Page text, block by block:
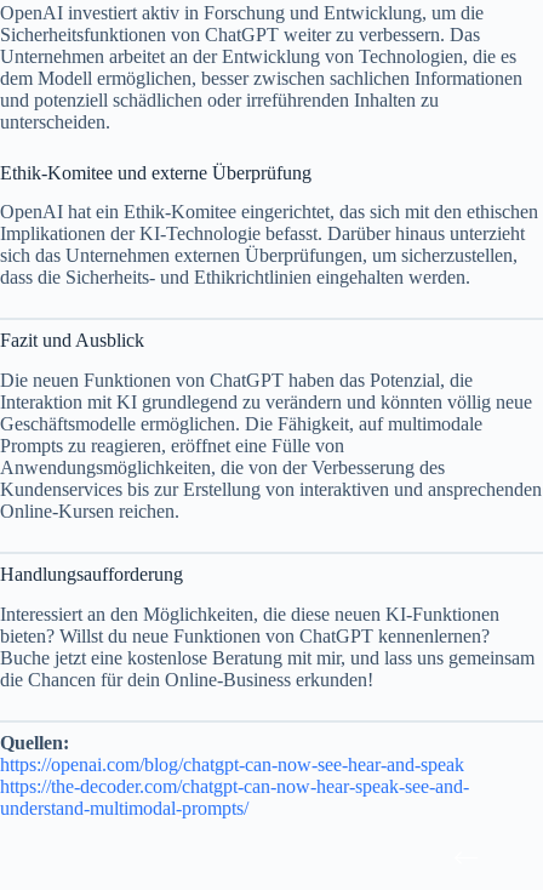
OpenAI investiert aktiv in Forschung und Entwicklung, um die
Sicherheitsfunktionen von ChatGPT weiter zu verbessern. Das
Unternehmen arbeitet an der Entwicklung von Technologien, die es
dem Modell ermöglichen, besser zwischen sachlichen Informationen
und potenziell schädlichen oder irreführenden Inhalten zu
unterscheiden.
Ethik-Komitee und externe Überprüfung
OpenAI hat ein Ethik-Komitee eingerichtet, das sich mit den ethischen
Implikationen der KI-Technologie befasst. Darüber hinaus unterzieht
sich das Unternehmen externen Überprüfungen, um sicherzustellen,
dass die Sicherheits- und Ethikrichtlinien eingehalten werden.
Fazit und Ausblick
Die neuen Funktionen von ChatGPT haben das Potenzial, die
Interaktion mit KI grundlegend zu verändern und könnten völlig neue
Geschäftsmodelle ermöglichen. Die Fähigkeit, auf multimodale
Prompts zu reagieren, eröffnet eine Fülle von
Anwendungsmöglichkeiten, die von der Verbesserung des
Kundenservices bis zur Erstellung von interaktiven und ansprechenden
Online-Kursen reichen.
Handlungsaufforderung
Interessiert an den Möglichkeiten, die diese neuen KI-Funktionen
bieten? Willst du neue Funktionen von ChatGPT kennenlernen?
Buche jetzt eine kostenlose Beratung mit mir, und lass uns gemeinsam
die Chancen für dein Online-Business erkunden!
Quellen:
https://openai.com/blog/chatgpt-can-now-see-hear-and-speak
https://the-decoder.com/chatgpt-can-now-hear-speak-see-and-
understand-multimodal-prompts/